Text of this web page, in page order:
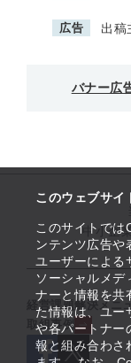
このウェブサイ
このサイトでは
ンテンツ広告や
ユーザーによる
ソーシャルメデ
ナーと情報を共
た情報は、ユー
や各パートナー
報と組み合わさ
広告 出稿
バナー広
中小企
経営課題解決メニ
取組事例